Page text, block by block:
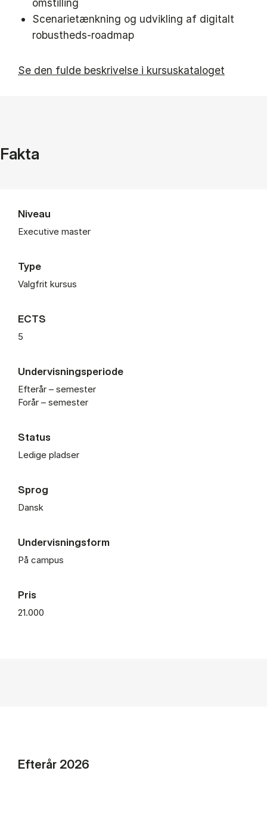
omstilling
Scenarietænkning og udvikling af digitalt
robustheds-roadmap
Se den fulde beskrivelse i kursuskataloget
Fakta
Niveau
Executive master
Type
Valgfrit kursus
ECTS
5
Undervisningsperiode
Efterår – semester
Forår – semester
Status
Ledige pladser
Sprog
Dansk
Undervisningsform
På campus
Pris
21.000
Efterår 2026